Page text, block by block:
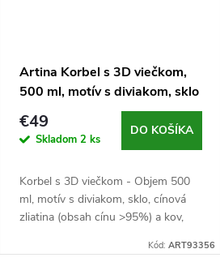
Artina Korbel s 3D viečkom,
500 ml, motív s diviakom, sklo
a cín
€49
Skladom2 ks
DO KOŠÍKA
Korbel s 3D viečkom - Objem 500
ml, motív s diviakom, sklo, cínová
zliatina (obsah cínu >95%) a kov,
Kód: ART93356